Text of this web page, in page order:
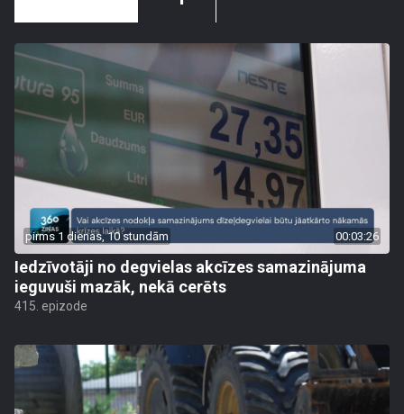
pirms 1 dienas, 10 stundām 00:03:26
Iedzīvotāji no degvielas akcīzes samazinājuma
ieguvuši mazāk, nekā cerēts
415. epizode